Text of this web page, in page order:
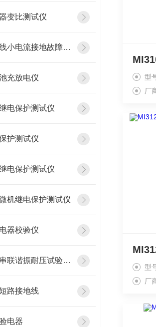
变比测试仪
架空线小电流接地故障定位仪
充放电仪
电保护测试仪
护测试仪
电保护测试仪
机继电保护测试仪
器校验仪
变频串联谐振耐压试验装置
路接地线
电器
型
厂
型
厂